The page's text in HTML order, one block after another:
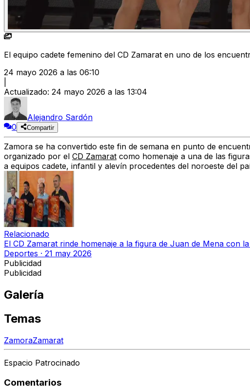
El equipo cadete femenino del CD Zamarat en uno de los
24 mayo 2026 a las 06:10
Actualizado: 24 mayo 2026 a las 13:04
Alejandro Sardón
0
Compartir
Zamora se ha convertido este fin de semana en punto de
organizado por el CD Zamarat como homenaje a una de las
a equipos cadete, infantil y alevín procedentes del noroeste del
Relacionado
El CD Zamarat rinde homenaje a la figura de Juan de Mena con
Deportes · 21 may 2026
Publicidad
Publicidad
Galería
Temas
ZamoraZamarat
Espacio Patrocinado
Comentarios